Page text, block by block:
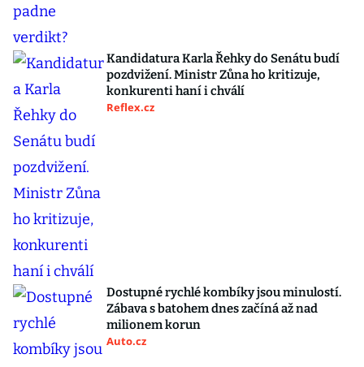
Kandidatura Karla Řehky do Senátu budí
pozdvižení. Ministr Zůna ho kritizuje,
konkurenti haní i chválí
Reflex.cz
Dostupné rychlé kombíky jsou minulostí.
Zábava s batohem dnes začíná až nad
milionem korun
Auto.cz